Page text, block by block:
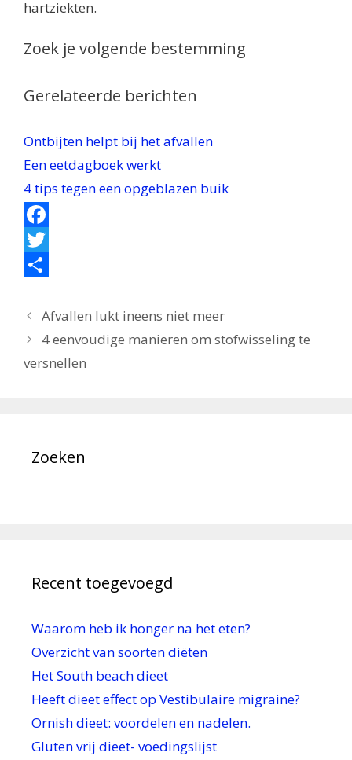
hartziekten.
Zoek je volgende bestemming
Gerelateerde berichten
Ontbijten helpt bij het afvallen
Een eetdagboek werkt
4 tips tegen een opgeblazen buik
F
a
e
b
o
T
i
t
t
e
l
e
Afvallen lukt ineens niet meer
4 eenvoudige manieren om stofwisseling te
versnellen
Zoeken
Recent toegevoegd
Waarom heb ik honger na het eten?
Overzicht van soorten diëten
Het South beach dieet
Heeft dieet effect op Vestibulaire migraine?
Ornish dieet: voordelen en nadelen.
Gluten vrij dieet- voedingslijst